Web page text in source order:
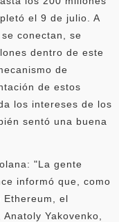
el 9 de julio. A
conectan, se
dentro de este
de
de estos
los intereses de los
sentó una buena
"La gente
informó que, como
Ethereum, el
Yakovenko,